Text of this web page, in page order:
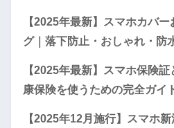
【2025年最新】スマホカバ
グ｜落下防止・おしゃれ・防
【2025年最新】スマホ保険
康保険を使うための完全ガイ
【2025年12月施行】スマホ